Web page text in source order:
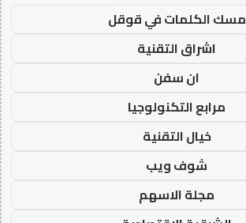
مسك الكلمات في قوقل
اشراق التقنية
ان سفن
مرابع التكنولوجيا
خيال التقنية
شوف ويب
مجلة الاسهم